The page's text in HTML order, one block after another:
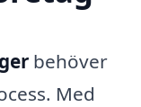
behöver
Med